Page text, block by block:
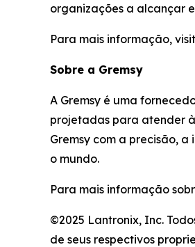
organizações a alcançar
Para mais informação,
Sobre a Gremsy
A Gremsy é uma
projetadas para atender
Gremsy com a precisão,
o mundo.
Para mais informação
©2025 Lantronix, Inc.
de seus respectivos